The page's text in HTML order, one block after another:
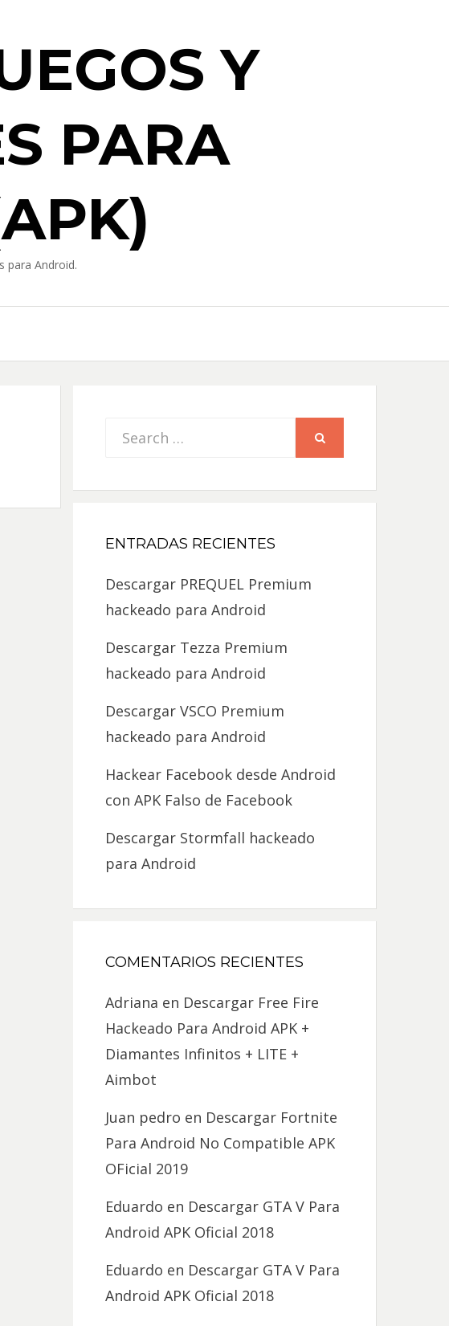
Y
PARA
para Android.
Search
ENTRADAS RECIENTES
Descargar PREQUEL Premium
hackeado para Android
Descargar Tezza Premium
hackeado para Android
Descargar VSCO Premium
hackeado para Android
Hackear Facebook desde Android
con APK Falso de Facebook
Descargar Stormfall hackeado
para Android
COMENTARIOS RECIENTES
Adriana en Descargar Free Fire
Hackeado Para Android APK +
Diamantes Infinitos + LITE +
Aimbot
Juan pedro en Descargar Fortnite
Para Android No Compatible APK
OFicial 2019
Eduardo en Descargar GTA V Para
Android APK Oficial 2018
Eduardo en Descargar GTA V Para
Android APK Oficial 2018